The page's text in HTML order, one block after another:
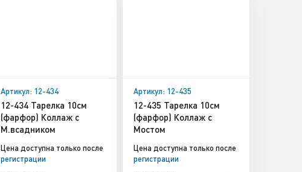
Артикул: 12-434
12-434 Тарелка 10см
(фарфор) Коллаж с
М.всадником
Цена доступна только после
регистрации
Артикул: 12-435
12-435 Тарелка 10см
(фарфор) Коллаж с
Мостом
Цена доступна только после
регистрации